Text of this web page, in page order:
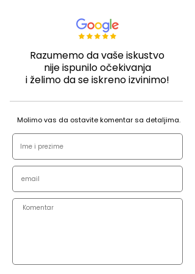
Razumemo da vaše iskustvo
nije ispunilo očekivanja
i želimo da se iskreno izvinimo!
Molimo vas da ostavite komentar sa detaljima.